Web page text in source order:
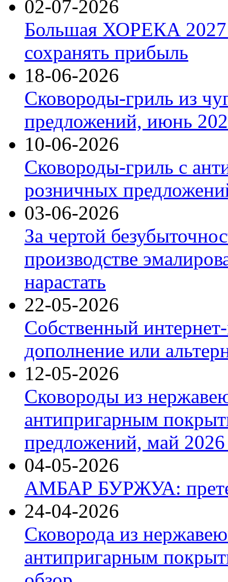
02-07-2026
Большая ХОРЕКА 2027:
сохранять прибыль
18-06-2026
Сковороды-гриль из
предложений, июнь
10-06-2026
Сковороды-гриль с
розничных
03-06-2026
За чертой
производстве
нарастать
22-05-2026
Собственный
дополнение или
12-05-2026
Сковороды из
антипригарным
предложений, май 2026
04-05-2026
АМБАР БУРЖУА:
24-04-2026
Сковорода из
антипригарным